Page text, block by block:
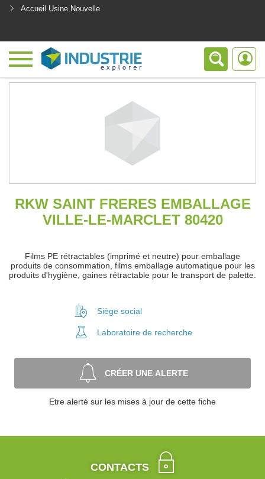
Accueil Usine Nouvelle
RKW SAINT FRERES EMBALLAGE
VILLE-LE-MARCLET 80420
Films PE rétractables (imprimé et neutre) pour emballage
produits de consommation, films emballage automatique pour les
produits d'hygiène, gaines rétractable pour le transport de palette.
Siège social
Laboratoire de recherche
CRÉER UNE ALERTE
Etre alerté sur les mises à jour de cette fiche
CONTACTS